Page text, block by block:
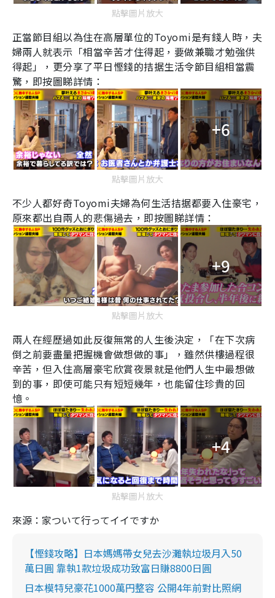
點擊圖片放大
正當節目組以為住在高層單位的Toyomi是有錢人時，夫
婦兩人就表示「相當辛苦才住得起，要做兼職才勉強供
得起」，更分享了平日慳錢的拮据生活令節目組相當震
驚，即按圖睇詳情：
+6
點擊圖片放大
不少人都好奇Toyomi夫婦為何生活拮据都要入住豪宅，
原來都出自兩人的悲傷過去，即按圖睇詳情：
+9
點擊圖片放大
兩人在經歷過如此反復無常的人生後決定，「在下次病
倒之前要盡量把握機會做想做的事」，雖然供樓過程很
辛苦，但入住高層豪宅欣賞夜景就是他們人生中最想做
到的事，即使可能只有短短幾年，也能留住珍貴的回
憶。
+4
點擊圖片放大
來源：家ついて行ってイイですか
【慳錢攻略】日本媽媽帶女兒去沙灘執垃圾月入50
萬日圓 靠執1款垃圾成功致富日賺8800日圓
日本模特兒豪花1000萬円整容 公開4年前對比照網